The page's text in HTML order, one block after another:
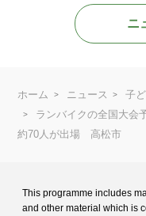
ニ
ホーム ニュース
子
ランバイクの全国大会
約70人が出場 高松市
This programme includes
and other material which is